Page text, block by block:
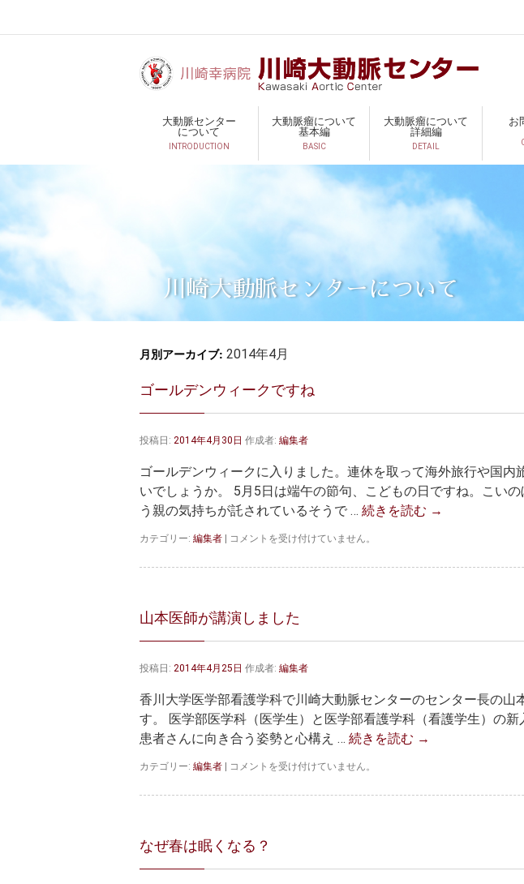
大動脈センター
について
INTRODUCTION
大動脈瘤について
基本編
BASIC
大動脈瘤について
詳細編
DETAIL
お
川崎大動脈センターについて
月別アーカイブ: 2014年4月
ゴールデンウィークですね
投稿日: 2014年4月30日 作成者: 編集者
ゴールデンウィークに入りました。連休を取って海外旅行や国内
いでしょうか。 5月5日は端午の節句、こどもの日ですね。こい
う親の気持ちが託されているそうで … 続きを読む →
カテゴリー: 編集者
ゴ
ル
ウ
ィ
ー
で
ね
は
コメントを受け付けていません。
山本医師が講演しました
投稿日: 2014年4月25日 作成者: 編集者
香川大学医学部看護学科で川崎大動脈センターのセンター長の山
す。 医学部医学科（医学生）と医学部看護学科（看護学生）の
患者さんに向き合う姿勢と心構え … 続きを読む →
カテゴリー: 編集者
山
医
講
演
し
コメントを受け付けていません。
なぜ春は眠くなる？